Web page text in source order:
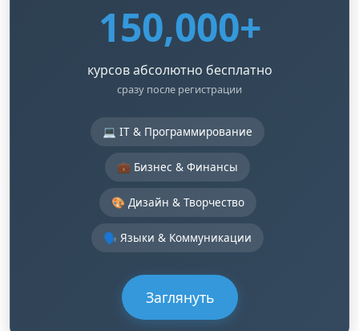
150,000+
курсов абсолютно бесплатно
сразу после регистрации
💻 IT & Программирование
💼 Бизнес & Финансы
🎨 Дизайн & Творчество
🗣️ Языки & Коммуникации
Заглянуть